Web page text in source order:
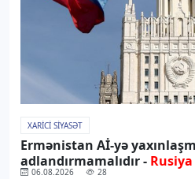
XARICI SIYASƏT
Ermənistan Aİ-yə
adlandırmamalıdır -
06.08.2026 28